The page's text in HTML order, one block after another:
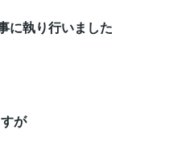
に執り行いました
が